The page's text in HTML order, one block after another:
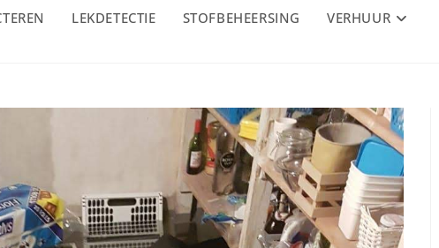
LEKDETECTIE STOFBEHEERSING VERHUUR